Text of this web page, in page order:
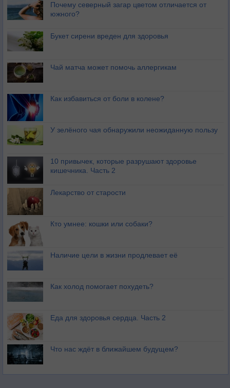
Почему северный загар цветом отличается от
южного?
Букет сирени вреден для здоровья
Чай матча может помочь аллергикам
Как избавиться от боли в колене?
У зелёного чая обнаружили неожиданную пользу
10 привычек, которые разрушают здоровье
кишечника. Часть 2
Лекарство от старости
Кто умнее: кошки или собаки?
Наличие цели в жизни продлевает её
Как холод помогает похудеть?
Еда для здоровья сердца. Часть 2
Что нас ждёт в ближайшем будущем?